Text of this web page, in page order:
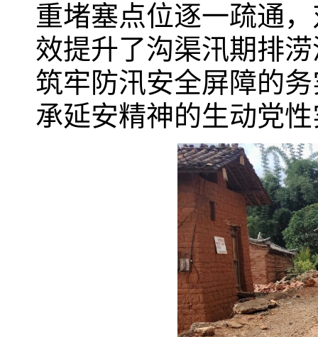
重堵塞点位逐一疏通
效提升了沟渠汛期排
筑牢防汛安全屏障的
承延安精神的生动党